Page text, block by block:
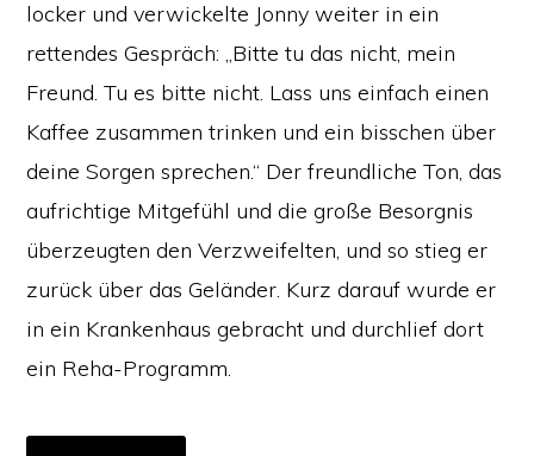
locker und verwickelte Jonny weiter in ein
rettendes Gespräch: „Bitte tu das nicht, mein
Freund. Tu es bitte nicht. Lass uns einfach einen
Kaffee zusammen trinken und ein bisschen über
deine Sorgen sprechen.“ Der freundliche Ton, das
aufrichtige Mitgefühl und die große Besorgnis
überzeugten den Verzweifelten, und so stieg er
zurück über das Geländer. Kurz darauf wurde er
in ein Krankenhaus gebracht und durchlief dort
ein Reha-Programm.